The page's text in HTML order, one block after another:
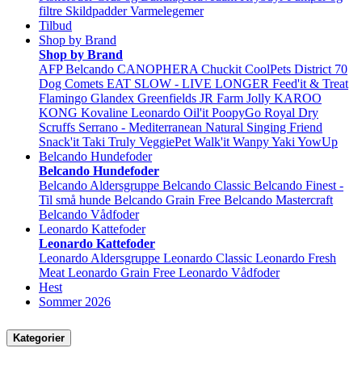
filtre Skildpadder Varmelegemer
Tilbud
Shop by Brand
Shop by Brand
AFP Belcando CANOPHERA Chuckit CoolPets District 70
Dog Comets EAT SLOW - LIVE LONGER Feed'it & Treat
Flamingo Glandex Greenfields JR Farm Jolly KAROO
KONG Kovaline Leonardo Oil'it PoopyGo Royal Dry
Scruffs Serrano - Mediterranean Natural Singing Friend
Snack'it Taki Truly VeggiePet Walk'it WanpyYaki YowUp
Belcando Hundefoder
Belcando Hundefoder
Belcando Aldersgruppe Belcando Classic Belcando Finest -
Til små hunde Belcando Grain Free Belcando Mastercraft
Belcando Vådfoder
Leonardo Kattefoder
Leonardo Kattefoder
Leonardo Aldersgruppe Leonardo Classic Leonardo Fresh
Meat Leonardo Grain Free Leonardo Vådfoder
Hest
Sommer 2026
Kategorier